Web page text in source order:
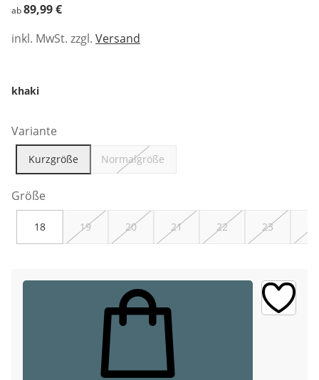
89,99 €
ab89,99 €
inkl. MwSt. zzgl. Versand
khaki
Variante
Kurzgröße Normalgröße
Größe
18 19 20 21 22 23